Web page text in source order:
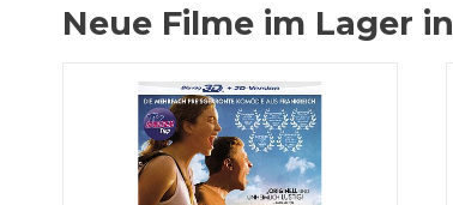
Neue Filme im Lager